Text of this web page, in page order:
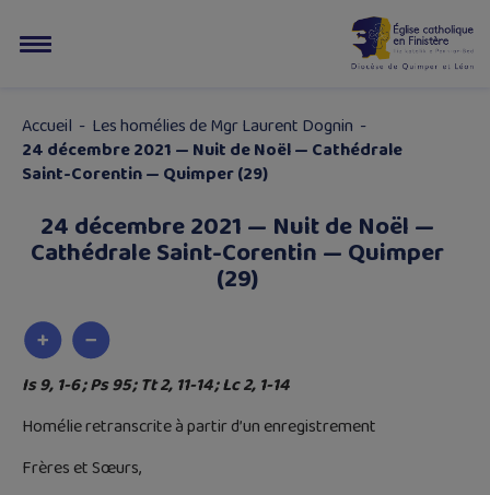
Accueil - Les homélies de Mgr Laurent Dognin -
24 décembre 2021 — Nuit de Noël — Cathédrale
Saint-Corentin — Quimper (29)
24 décembre 2021 — Nuit de Noël —
Cathédrale Saint-Corentin — Quimper
(29)
Is 9, 1-6 ; Ps 95 ; Tt2, 11-14 ; Lc 2, 1-14
Homélie retranscrite à partir d’un enregistrement
Frères et Sœurs,